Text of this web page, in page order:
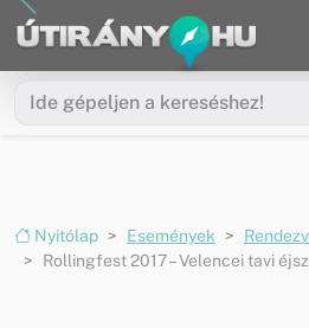
Ugrás a menüre
Ugrás a tartalomra
Nyitólap Események
Rollingfest 2017 – Velencei tavi